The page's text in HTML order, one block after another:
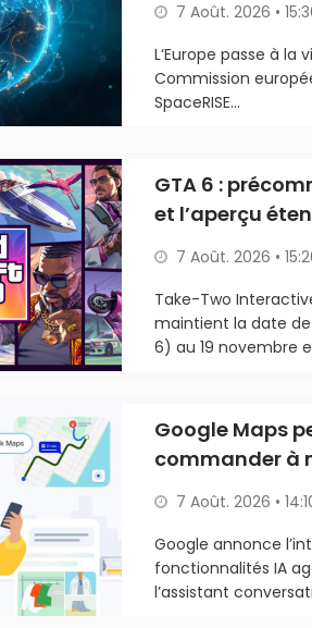
7 Août. 2026 •
L‘Europe passe à la
Commission
SpaceRISE...
GTA 6 :
et l’aperçu
7 Août. 2026 •
Take-Two
maintient la date
6) au 19 novembre
Google Maps
commander à
7 Août. 2026 •
Google annonce
fonctionnalités IA
l’assistant